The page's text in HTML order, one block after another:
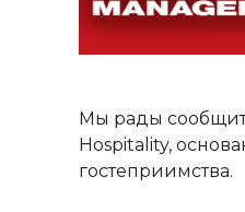
Мы рады
Hospitality,
гостеприимства.